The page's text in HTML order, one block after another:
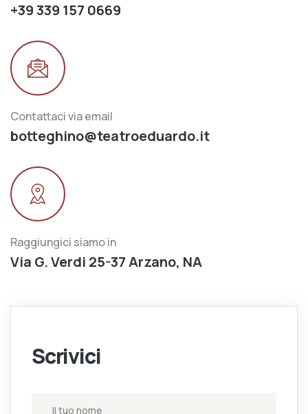
+39 339 157 0669
Contattaci via email
botteghino@teatroeduardo.it
Raggiungici siamo in
Via G. Verdi 25-37 Arzano, NA
Scrivici